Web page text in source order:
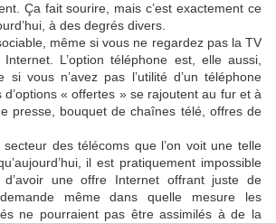
Ça fait sourire, mais c’est exactement ce
à des degrés divers.
même si vous ne regardez pas la TV
L’option téléphone est, elle aussi,
si vous n’avez pas l’utilité d’un téléphone
« offertes » se rajoutent au fur et à
presse, bouquet de chaînes télé, offres de
des télécoms que l’on voit une telle
il est pratiquement impossible
une offre Internet offrant juste de
même dans quelle mesure les
ne pourraient pas être assimilés à de la